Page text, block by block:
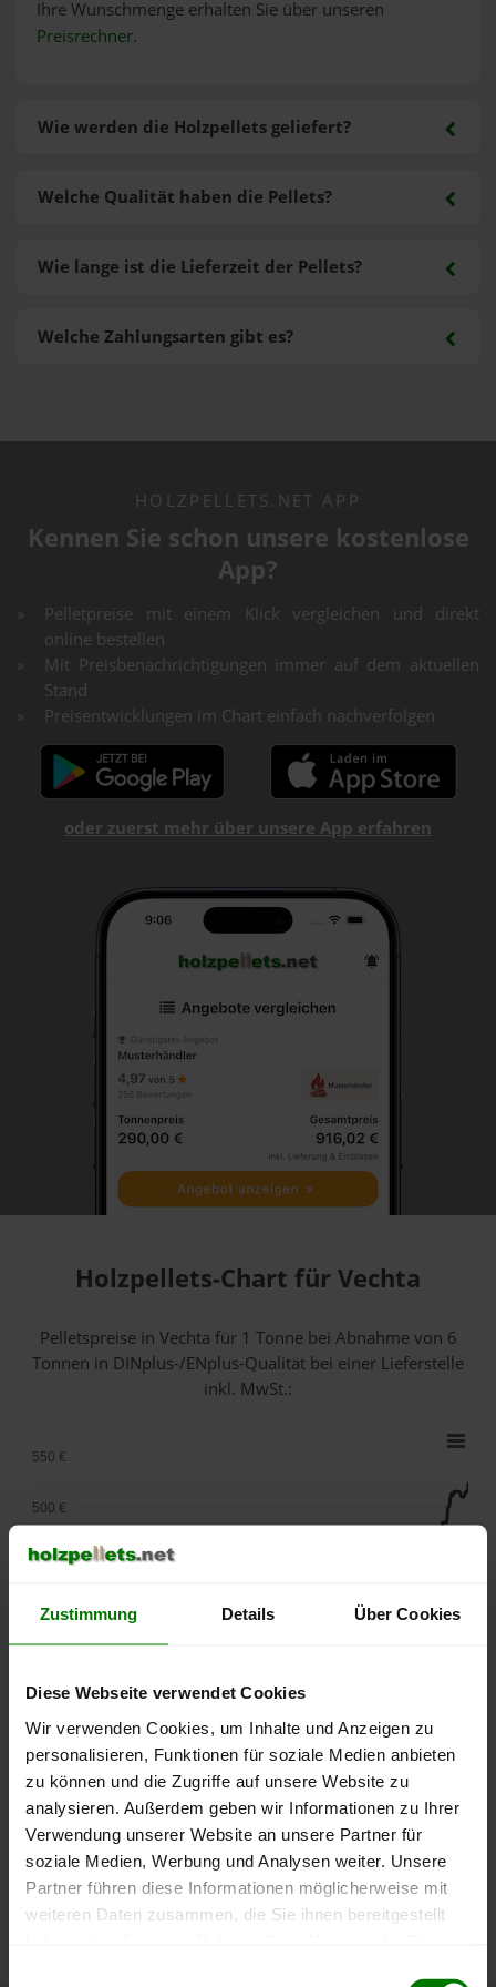
Zustimmung Details Über Cookies
Diese Webseite verwendet Cookies
Wir verwenden Cookies, um Inhalte und Anzeigen zu
personalisieren, Funktionen für soziale Medien anbieten
zu können und die Zugriffe auf unsere Website zu
analysieren. Außerdem geben wir Informationen zu Ihrer
Verwendung unserer Website an unsere Partner für
soziale Medien, Werbung und Analysen weiter. Unsere
Partner führen diese Informationen möglicherweise mit
weiteren Daten zusammen, die Sie ihnen bereitgestellt
Ihre Wunschmenge erhalten Sie über unseren
Preisrechner.
Wie werden die Holzpellets geliefert?
Welche Zahlungsarten gibt es?
Welche Qualität haben die Pellets?
Wie lange ist die Lieferzeit der Pellets?
HOLZPELLETS.NET APP
Kennen Sie schon unsere kostenlose
App?
Pelletpreise mit einem Klick vergleichen und direkt
online bestellen
Mit Preisbenachrichtigungen immer auf dem aktuellen
Stand
Preisentwicklungen im Chart einfach nachverfolgen
oder zuerst mehr über unsere App erfahren
Holzpellets-Chart für Vechta
Pelletspreise in Vechta für 1 Tonne bei Abnahmevon 6
Tonnen in DINplus-/ENplus-Qualität bei einer Lieferstelle
inkl. MwSt.:
lose Ware Sackware
September
Januar
Mai
250 €
400 €
450 €
500 €
550 €
Die aktuelle Preisentwicklung für Holzpellets in Deutschland
können Sie jederzeit auf unsererPelletspreise-Seite
nachvollziehen.